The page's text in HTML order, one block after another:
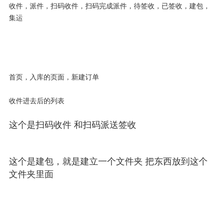
收件，派件，扫码收件，扫码完成派件，待签收，已签收，建包，
集运
首页，入库的页面，新建订单
收件进去后的列表
这个是扫码收件 和扫码派送签收
这个是建包，就是建立一个文件夹 把东西放到这个
文件夹里面